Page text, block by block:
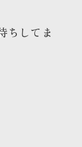
ちしてま